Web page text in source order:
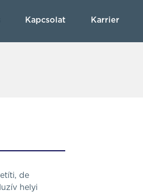
Kapcsolat Karrier
de
helyi